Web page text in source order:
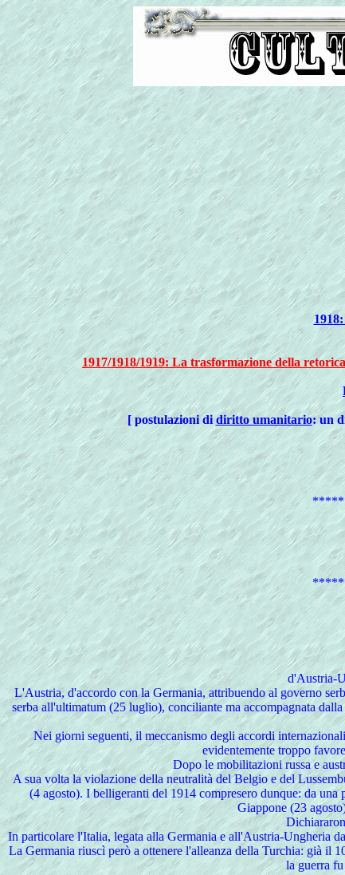
1917/1918/1919: La trasformazione della
[ postulazioni di diritto umanitario: un
d'Austria-
L'Austria, d'accordo con la Germania, attribuendo al governo
serba all'ultimatum (25 luglio), conciliante ma accompagnata
Nei giorni seguenti, il meccanismo degli accordi
evidentemente troppo
Dopo le mobilitazioni russa e
A sua volta la violazione della neutralità del Belgio e del
(4 agosto). I belligeranti del 1914 compresero dunque: da
Giappone (23
In particolare l'Italia, legata alla Germania e all'Austria-Ungheria
La Germania riuscì però a ottenere l'alleanza della Turchia: già il
la guerra